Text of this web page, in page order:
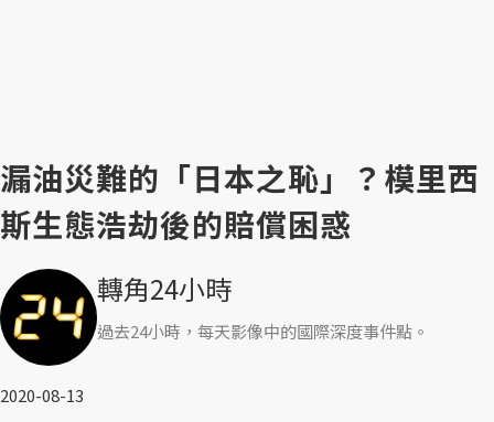
漏油災難的「日本之恥」？模里西
斯生態浩劫後的賠償困惑
轉角24小時
過去24小時，每天影像中的國際深度事件點。
2020-08-13